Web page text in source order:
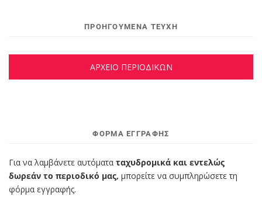
ΠΡΟΗΓΟΥΜΕΝΑ ΤΕΥΧΗ
ΑΡΧΕΙΟ ΠΕΡΙΟΔΙΚΩΝ
ΦΌΡΜΑ ΕΓΓΡΑΦΉΣ
Για να λαμβάνετε αυτόματα ταχυδρομικά και εντελώς
δωρεάν το περιοδικό μας, μπορείτε να συμπληρώσετε τη
φόρμα εγγραφής.